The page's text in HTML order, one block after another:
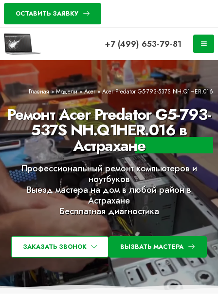
ОСТАВИТЬ ЗАЯВКУ
+7 (499) 653-79-81
Главная»Модели»Acer»Acer Predator G5-793-537S NH.Q1HER.016
Ремонт Acer Predator G5-793-
537S NH.Q1HER.016 в
Астрахане
Профессиональный ремонт компьютеров и
ноутбуков
Выезд мастера на дом в любой район в
Астрахане
Бесплатная диагностика
ЗАКАЗАТЬ ЗВОНОК ВЫЗВАТЬ МАСТЕРА